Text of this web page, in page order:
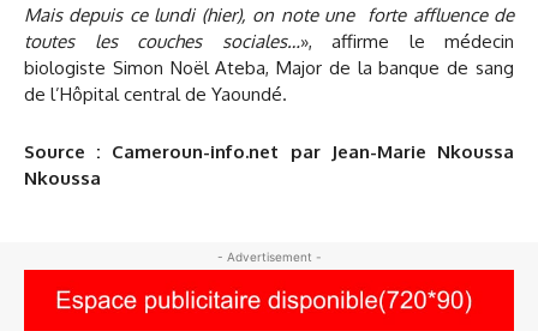
Mais depuis ce lundi (hier), on note une forte affluence de
toutes les couches sociales…», affirme le médecin
biologiste Simon Noël Ateba, Major de la banque de sang
de l’Hôpital central de Yaoundé.
Source : Cameroun-info.net par Jean-Marie Nkoussa
Nkoussa
- Advertisement -